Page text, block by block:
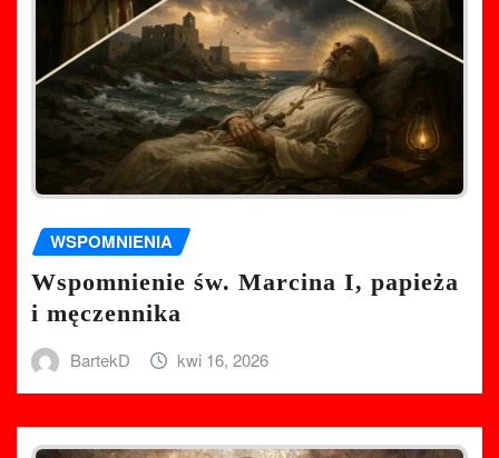
WSPOMNIENIA
Wspomnienie św. Marcina I, papieża
i męczennika
BartekD kwi 16, 2026